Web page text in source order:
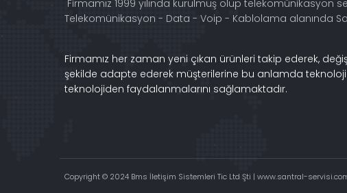
Firmamız 1999 yılında kurulmuş olup
Telekomünikasyon - Data - Voip - Kablolama alanında
Firmamız her zaman yeni çıkan ürünleri takip ederek,
şekilde adapte ederek müşterilerine bu anlamda
teknolojiden faydalanmalarını sağlamaktadır.
Copyright © 2024 Bms İletişim Sistemleri Tic Ltd Şti | www.santral-